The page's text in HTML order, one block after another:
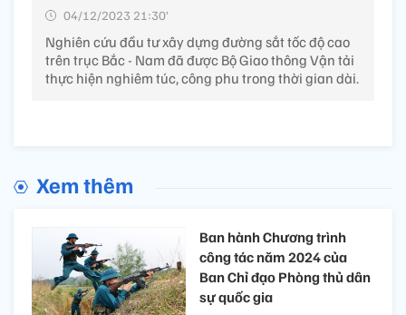
04/12/2023 21:30’
Nghiên cứu đầu tư xây dựng đường sắt tốc độ cao
trên trục Bắc - Nam đã được Bộ Giao thông Vận tải
thực hiện nghiêm túc, công phu trong thời gian dài.
Xem thêm
Ban hành Chương trình
công tác năm 2024 của
Ban Chỉ đạo Phòng thủ dân
sự quốc gia